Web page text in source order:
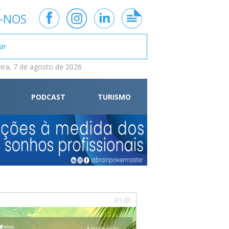
7 de agosto de 2026
PODCAST TURISMO
PUB